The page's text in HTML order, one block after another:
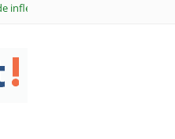
inflexiune al oricărei tranzacții M&A